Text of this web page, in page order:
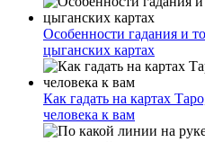
Особенности гадания и
цыганских картах
Как гадать на картах
человека к вам